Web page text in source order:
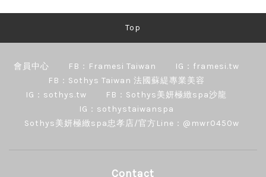
Top
會員中心 FB：Framesi Taiwan
IG：framesi.tw
FB：Sothys Taiwan 法國蘇緹專業美容
IG：sothys.tw
FB：Sothys美妍極緻spa沙龍
IG：sothystaiwanspa
Sothys美妍極緻spa忠孝店/官方Line：@mwr0450w
Contact